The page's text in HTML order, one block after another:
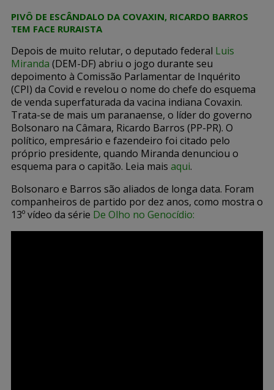
PIVÔ DE ESCÂNDALO DA COVAXIN, RICARDO BARROS
TEM FACE RURAISTA
Depois de muito relutar, o deputado federal Luis
Miranda (DEM-DF) abriu o jogo durante seu
depoimento à Comissão Parlamentar de Inquérito
(CPI) da Covid e revelou o nome do chefe do esquema
de venda superfaturada da vacina indiana Covaxin.
Trata-se de mais um paranaense, o líder do governo
Bolsonaro na Câmara, Ricardo Barros (PP-PR). O
político, empresário e fazendeiro foi citado pelo
próprio presidente, quando Miranda denunciou o
esquema para o capitão. Leia mais aqui.
Bolsonaro e Barros são aliados de longa data. Foram
companheiros de partido por dez anos, como mostra o
13º vídeo da série De Olho no Genocídio: